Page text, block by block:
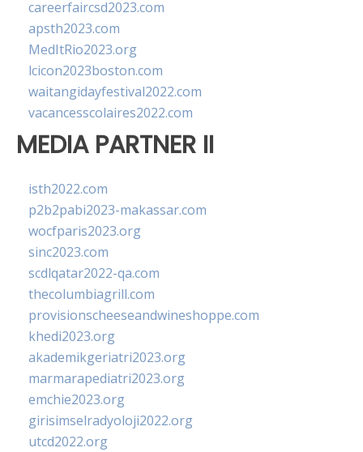
careerfaircsd2023.com
apsth2023.com
MedItRio2023.org
lcicon2023boston.com
waitangidayfestival2022.com
vacancesscolaires2022.com
MEDIA PARTNER II
isth2022.com
p2b2pabi2023-makassar.com
wocfparis2023.org
sinc2023.com
scdlqatar2022-qa.com
thecolumbiagrill.com
provisionscheeseandwineshoppe.com
khedi2023.org
akademikgeriatri2023.org
marmarapediatri2023.org
emchie2023.org
girisimselradyoloji2022.org
utcd2022.org